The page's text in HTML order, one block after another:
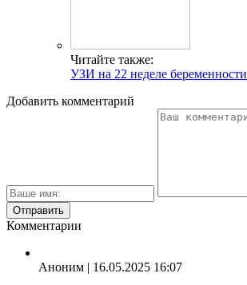
Читайте также:
УЗИ на 22 неделе беременности
Добавить комментарий
Комментарии
Аноним | 16.05.2025 16:07